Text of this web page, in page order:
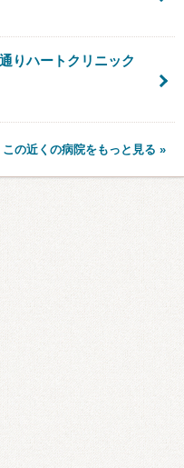
りハートクリニック
この近くの病院をもっと見る »